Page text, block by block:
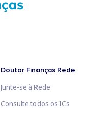
Doutor Finanças Rede
Junte-se à Rede
Consulte todos os ICs